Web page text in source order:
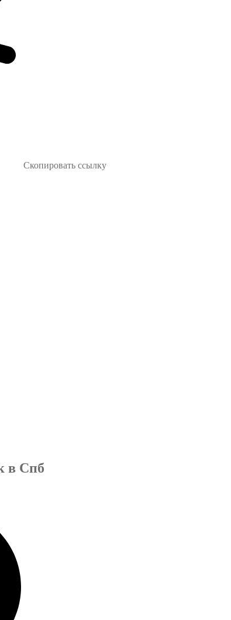
Скопировать ссылку
в Спб